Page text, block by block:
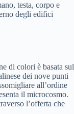
testa, corpo e
degli edifici
di colori è basata sul
dei nove punti
all’ordine
il microcosmo.
l’offerta che